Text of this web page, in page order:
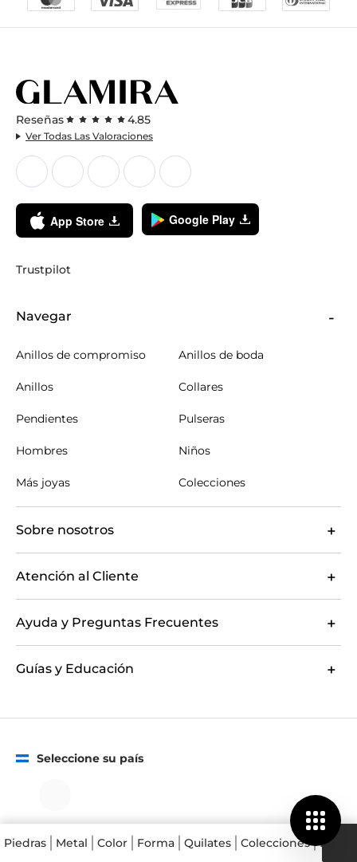
Piedras Metal Color Forma Quilates Colecciones Precio
Reseñas 4.85
Ver Todas Las Valoraciones
App Store Google Play
Trustpilot
Navegar
Anillos de compromiso Anillos de boda
Anillos Collares
Pendientes Pulseras
Hombres Niños
Más joyas Colecciones
Sobre nosotros
Atención al Cliente
Ayuda y Preguntas Frecuentes
Guías y Educación
Seleccione su país
Términos y condiciones